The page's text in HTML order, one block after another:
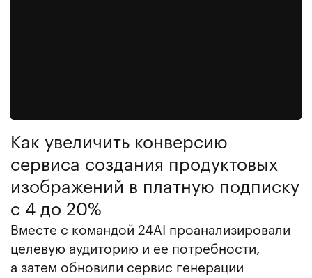
Как увеличить конверсию
сервиса создания продуктовых
изображений в платную подписку
с 4 до 20%
Вместе с командой 24AI проанализировали
целевую аудиторию и ее потребности,
а затем обновили сервис генерации